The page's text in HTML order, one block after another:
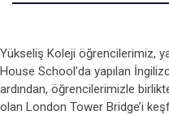
Yükseliş Koleji öğrencilerimiz,
House School’da yapılan
ardından, öğrencilerimizle
olan London Tower Bridge’i